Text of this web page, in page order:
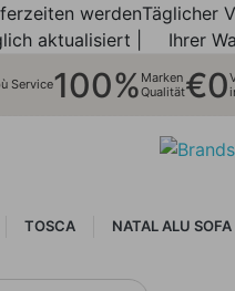
werden
aktualisiert |
Täglicher
Ihrer
Service100% Marken
Qualität€0
TOSCA NATAL ALU SOFA